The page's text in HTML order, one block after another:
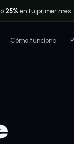
25% en tu primer mes.
Cómo funciona